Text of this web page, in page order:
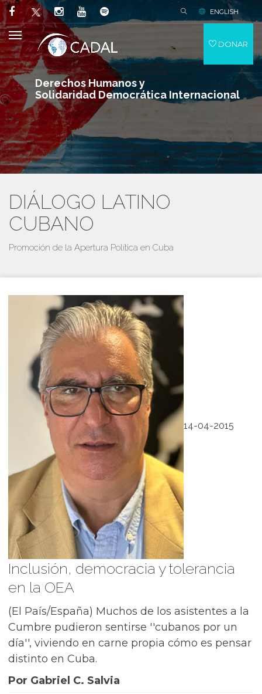
Derechos Humanos y
Solidaridad Democrática Internacional
ENGLISH
DONAR
DIÁLOGO LATINO
CUBANO
Promoción de la Apertura Política en Cuba
14-04-2015
Inclusión, democracia y tolerancia
en la OEA
(El País/España) Muchos de los asistentes a la
Cumbre pudieron sentirse ''cubanos por un
día'', viviendo en carne propia cómo es pensar
distinto en Cuba.
Por Gabriel C. Salvia